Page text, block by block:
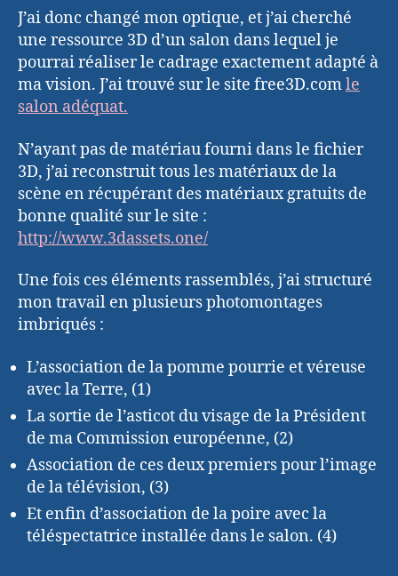
J’ai donc changé mon optique, et j’ai cherché
une ressource 3D d’un salon dans lequel je
pourrai réaliser le cadrage exactement adapté à
ma vision. J’ai trouvé sur le site free3D.comle
salon adéquat.
N’ayant pas de matériau fourni dans le fichier
3D, j’ai reconstruit tous les matériaux de la
scène en récupérant des matériaux gratuits de
bonne qualité sur le site :
http://www.3dassets.one/
Une fois ces éléments rassemblés, j’ai structuré
mon travail en plusieurs photomontages
imbriqués :
L’association de la pomme pourrie et véreuse
avec la Terre, (1)
La sortie de l’asticot du visage de la Président
de ma Commission européenne, (2)
Association de ces deux premiers pour l’image
de la télévision, (3)
Et enfin d’association de la poire avec la
téléspectatrice installée dans le salon. (4)